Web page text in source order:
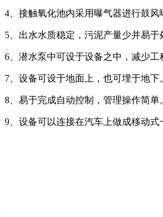
4、接触氧化池内采用曝气器进行鼓
5、出水水质稳定，污泥产量少并易于
6、潜水泵中可设于设备之中，减少工
7、设备可设于地面上，也可埋于地
8、易于完成自动控制，管理操作简单
9、设备可以连接在汽车上做成移动式